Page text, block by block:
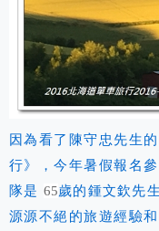
因為看了陳守忠先生的
行》，今年暑假報名
隊是 65歲的鍾文欽先
源源不絕的旅遊經驗